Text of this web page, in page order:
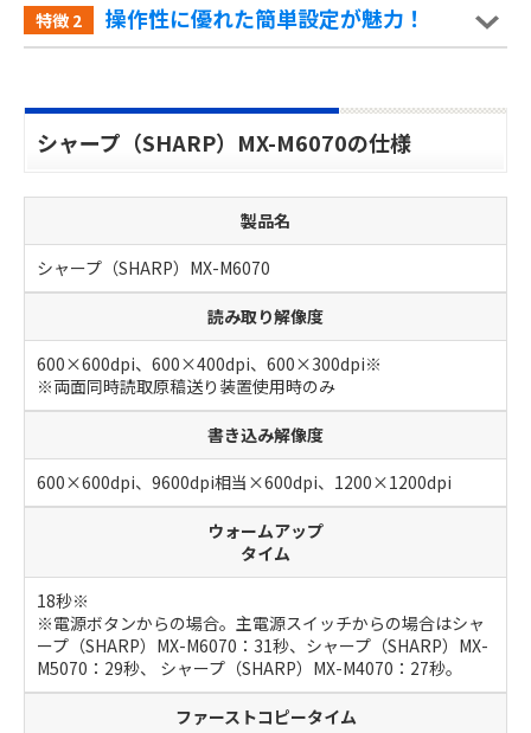
特徴 2 操作性に優れた簡単設定が魅力！
シャープ（SHARP）MX-M6070の仕様
製品名
シャープ（SHARP）MX-M6070
読み取り解像度
600×600dpi、600×400dpi、600×300dpi※
※両面同時読取原稿送り装置使用時のみ
書き込み解像度
600×600dpi、9600dpi相当×600dpi、1200×1200dpi
ウォームアップ
タイム
18秒※
※電源ボタンからの場合。主電源スイッチからの場合はシャ
ープ（SHARP）MX-M6070：31秒、シャープ（SHARP）MX-
M5070：29秒、 シャープ（SHARP）MX-M4070：27秒。
ファーストコピータイム